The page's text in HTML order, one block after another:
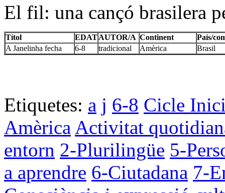
El fil: una cançó brasilera
Títol EDATAUTOR/A Continent
País/
A Janelinha fecha
6-8 tradicional Amèrica Brasil
Etiquetes: a j 6-8 Cicle
Amèrica Activitat
entorn 2-Plurilingüe 5-
a aprendre 6-Ciutadana 7-